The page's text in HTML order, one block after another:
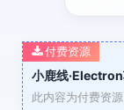
小鹿线
此内容为付费资
付费资源